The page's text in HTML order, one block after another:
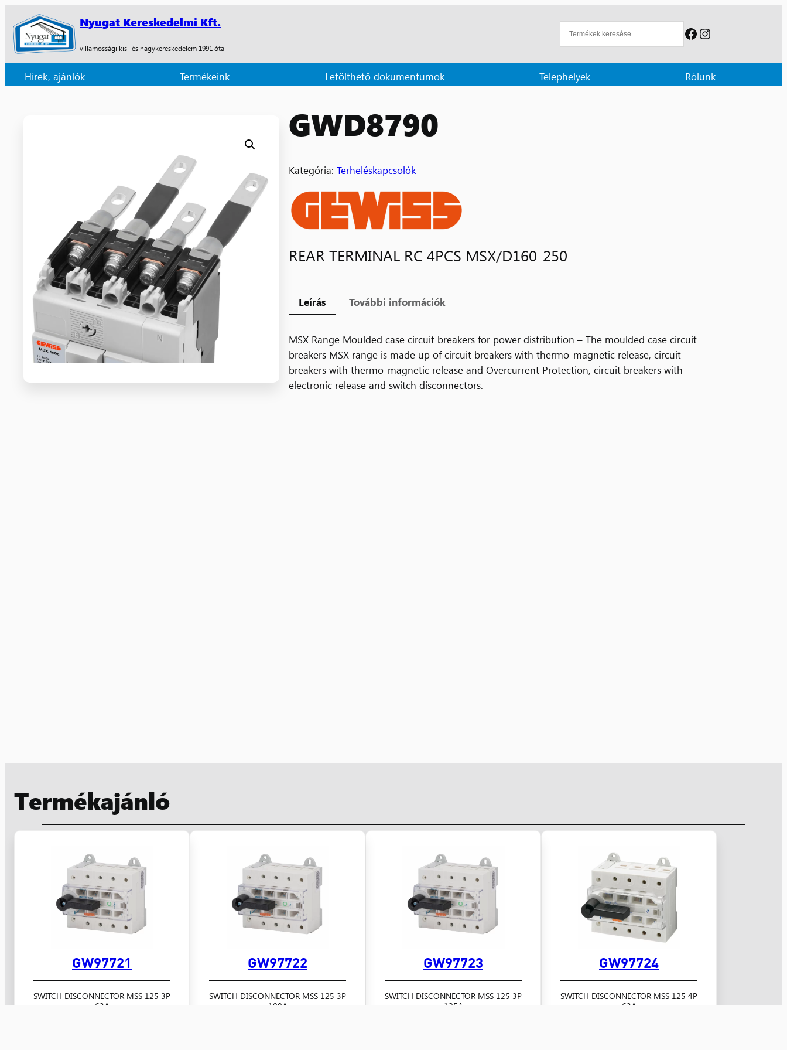
Nyugat Kereskedelmi Kft.
villamossági kis- és nagykereskedelem 1991 óta
Facebook
Instagram
Hírek, ajánlók Termékeink Letölthető dokumentumok Telephelyek Rólunk
GWD8790
Kategória: Terheléskapcsolók
REAR TERMINAL RC 4PCS MSX/D160-250
Leírás További információk
MSX Range Moulded case circuit breakers for power distribution – The moulded case circuit
breakers MSX range is made up of circuit breakers with thermo-magnetic release, circuit
breakers with thermo-magnetic release and Overcurrent Protection, circuit breakers with
electronic release and switch disconnectors.
Termékajánló
GW97724
SWITCH DISCONNECTOR MSS 125 4P
63A
GW97723
SWITCH DISCONNECTOR MSS 125 3P
125A
GW97722
SWITCH DISCONNECTOR MSS 125 3P
100A
GW97721
SWITCH DISCONNECTOR MSS 125 3P
63A